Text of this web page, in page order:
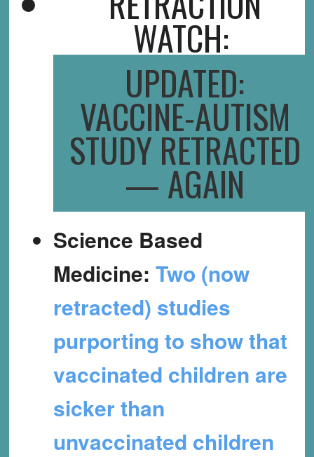
WATCH:
UPDATED:
VACCINE-AUTISM
STUDY RETRACTED
— AGAIN
Science Based
Medicine: Two (now
retracted) studies
purporting to show that
vaccinated children are
sicker than
unvaccinated children